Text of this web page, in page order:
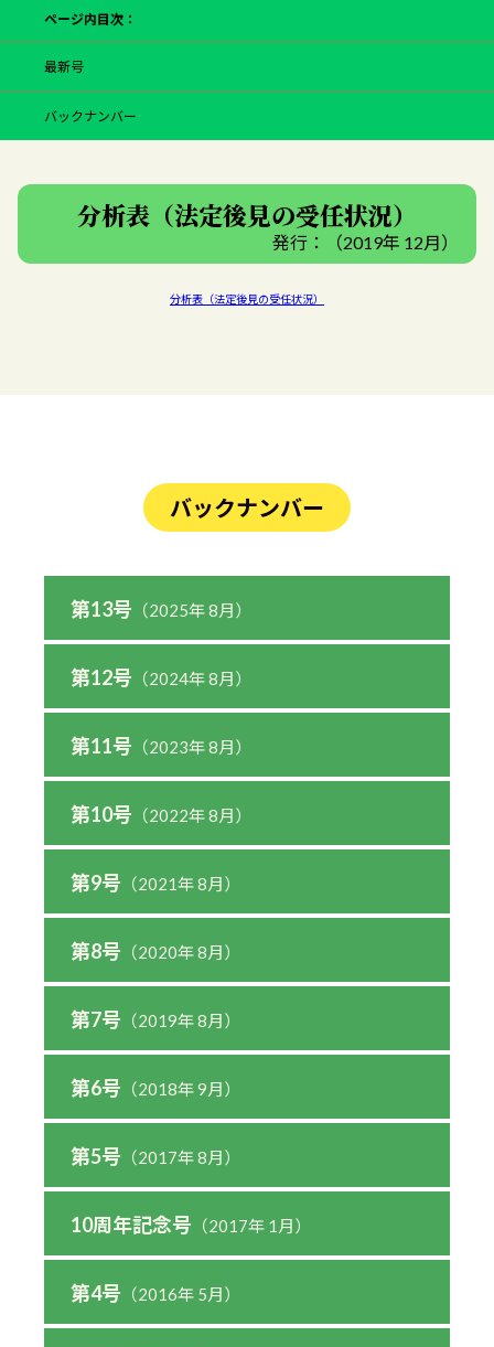
ページ内目次：
最新号
バックナンバー
分析表（法定後見の受任状況）
発行：（2019年 12月）
分析表（法定後見の受任状況）
バックナンバー
第13号 （2025年 8月）
第12号 （2024年 8月）
第11号 （2023年 8月）
第10号 （2022年 8月）
第9号 （2021年 8月）
第8号 （2020年 8月）
第7号 （2019年 8月）
第6号 （2018年 9月）
第5号 （2017年 8月）
10周年記念号 （2017年 1月）
第4号 （2016年 5月）